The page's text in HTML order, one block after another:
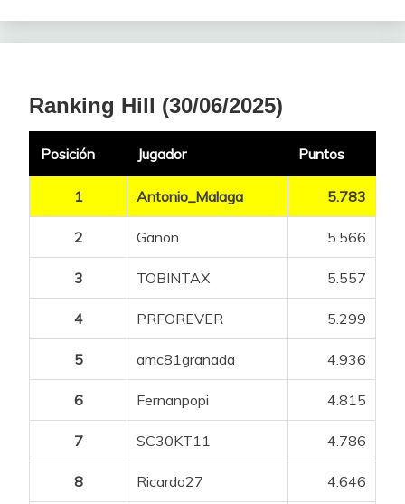
Ranking Hill (30/06/2025)
Posición Jugador Puntos
1 Antonio_Malaga 5.783
2 Ganon 5.566
3 TOBINTAX 5.557
4 PRFOREVER 5.299
5 amc81granada 4.936
6 Fernanpopi 4.815
7 SC30KT11 4.786
8 Ricardo27 4.646